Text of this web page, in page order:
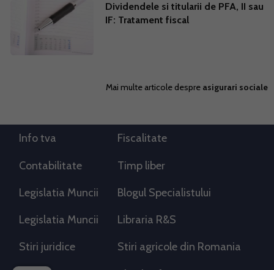
Dividendele si titularii de PFA, II sau
IF: Tratament fiscal
Mai multe articole despre asigurari sociale
Info tva Fiscalitate
Contabilitate Timp liber
Legislatia Muncii Blogul Specialistului
Legislatia Muncii Libraria R&S
Stiri juridice Stiri agricole din Romania